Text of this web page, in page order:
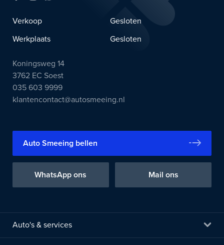
Verkoop
Gesloten
Werkplaats
Gesloten
Koningsweg 14
3762 EC Soest
035 603 9999
klantencontact@autosmeeing.nl
Auto Smeeing bellen
WhatsApp ons Mail ons
Auto's & services